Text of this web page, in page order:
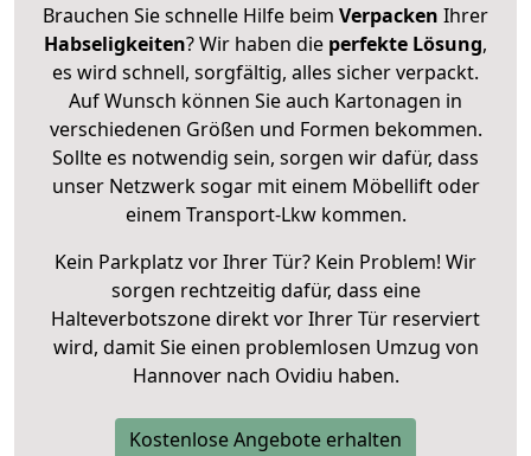
Brauchen Sie schnelle Hilfe beim Verpacken Ihrer
Habseligkeiten? Wir haben die perfekte Lösung,
es wird schnell, sorgfältig, alles sicher verpackt.
Auf Wunsch können Sie auch Kartonagen in
verschiedenen Größen und Formen bekommen.
Sollte es notwendig sein, sorgen wir dafür, dass
unser Netzwerk sogar mit einem Möbellift oder
einem Transport-Lkw kommen.
Kein Parkplatz vor Ihrer Tür? Kein Problem! Wir
sorgen rechtzeitig dafür, dass eine
Halteverbotszone direkt vor Ihrer Tür reserviert
wird, damit Sie einen problemlosen Umzug von
Hannover nach Ovidiu haben.
Kostenlose Angebote erhalten